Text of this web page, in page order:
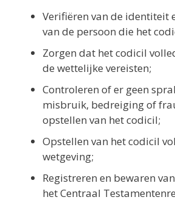
Verifiëren van de identiteit
van de persoon die het
Zorgen dat het codicil
de wettelijke vereisten;
Controleren of er geen
misbruik, bedreiging of
opstellen van het codicil;
Opstellen van het codicil
wetgeving;
Registreren en bewaren
het Centraal